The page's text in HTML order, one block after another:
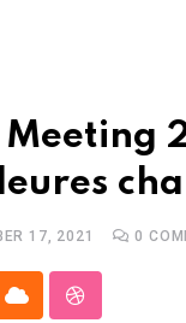
Meeting
17, 2021 0
Cloud StumbleUpon